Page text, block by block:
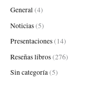
:General(4)
Noticias(5)
Presentaciones(14)
Reseñas libros(276)
Sin categoría(5)